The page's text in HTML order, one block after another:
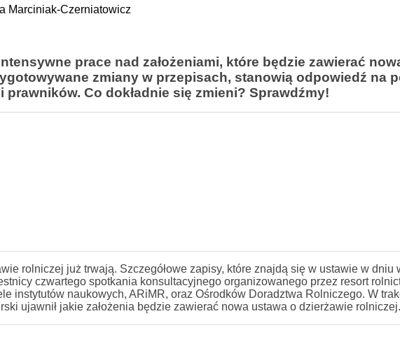
Marciniak-Czerniatowicz
prace nad założeniami, które będzie zawierać
zmiany w przepisach, stanowią odpowiedź na
prawników. Co dokładnie się zmieni? Sprawdźmy!
rolniczej już trwają. Szczegółowe zapisy, które znajdą się w ustawie w dniu
czwartego spotkania konsultacyjnego organizowanego przez resort
instytutów naukowych, ARiMR, oraz Ośrodków Doradztwa Rolniczego. W
ujawnił jakie założenia będzie zawierać nowa ustawa o dzierżawie rolniczej.